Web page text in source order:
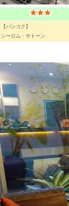
【バンコク】
シーロム・サトーン